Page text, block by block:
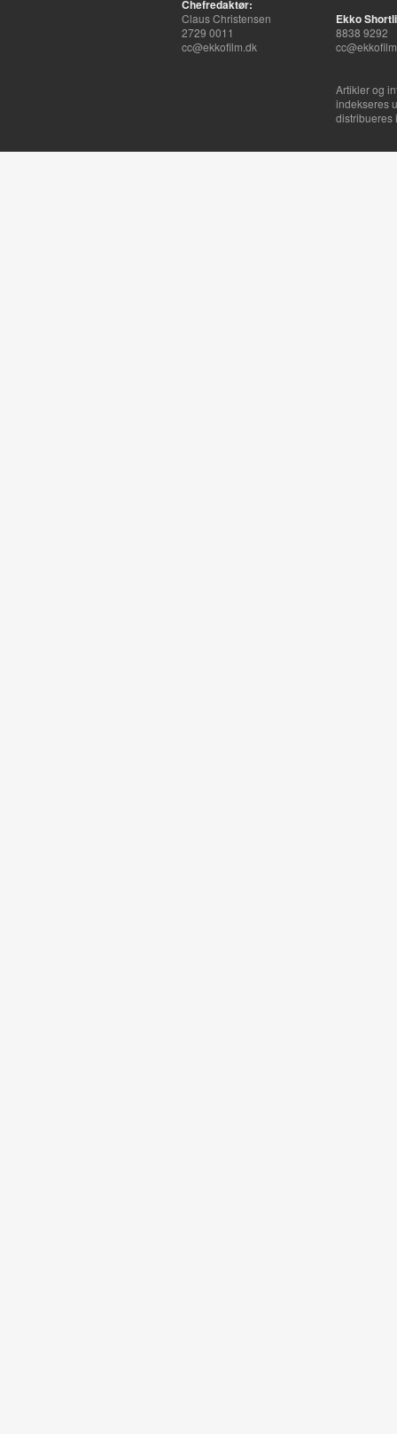
Chefredaktør:
Claus Christensen
2729 0011
cc@ekkofilm.dk
Ekko
8838 9292
Artikler og
indekseres
distribueres